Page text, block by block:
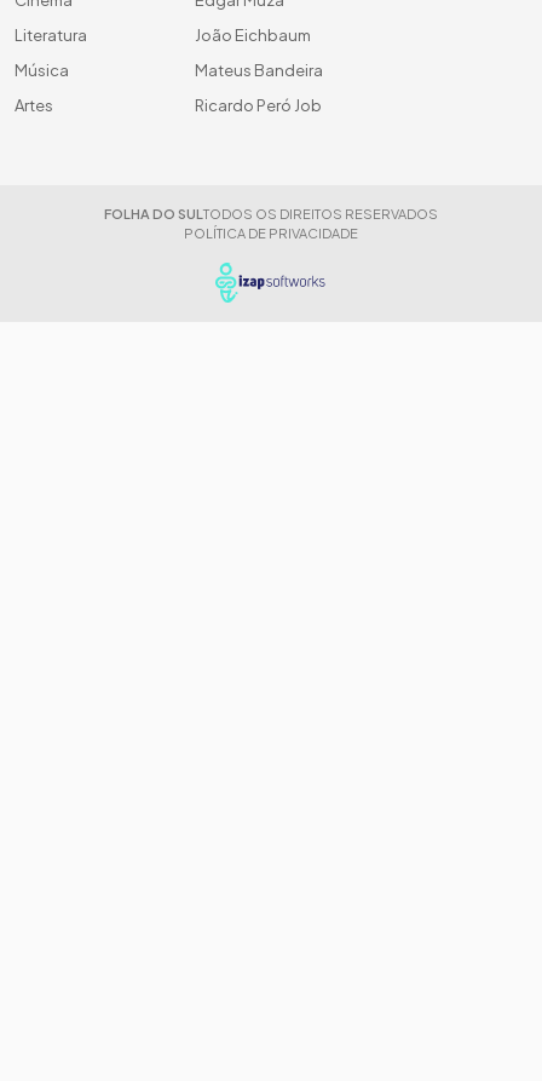
Literatura
Música
Artes
João Eichbaum
Mateus Bandeira
Ricardo Peró Job
FOLHA DO SUL TODOS OS DIREITOS RESERVADOS
POLÍTICA DE PRIVACIDADE